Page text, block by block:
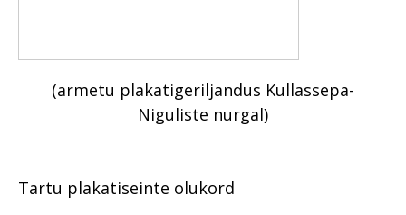
(armetu plakatigeriljandus Kullassepa-
Niguliste nurgal)
Tartu plakatiseinte olukord